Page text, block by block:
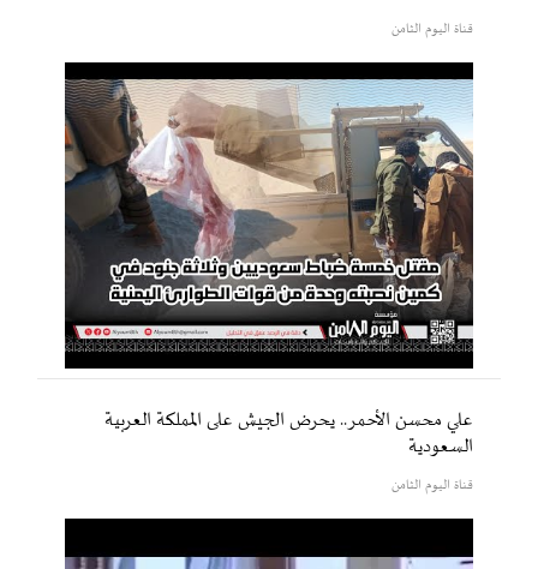
قناة اليوم الثامن
علي محسن الأحمر.. يحرض الجيش على المملكة العربية
السعودية
قناة اليوم الثامن